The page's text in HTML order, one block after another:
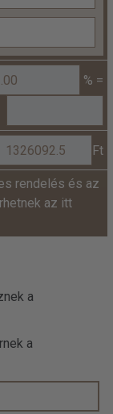
% =
Ft
rendelés és az
az itt
a
a